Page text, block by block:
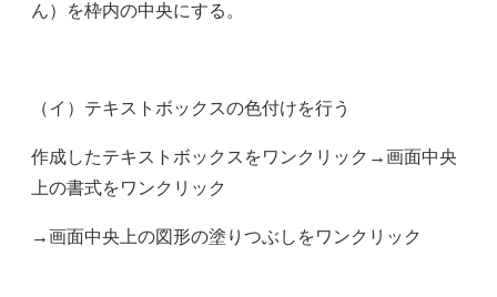
ん）を枠内の中央にする。
（イ）テキストボックスの色付けを行う
作成したテキストボックスをワンクリック→画面中央
上の書式をワンクリック
→画面中央上の図形の塗りつぶしをワンクリック